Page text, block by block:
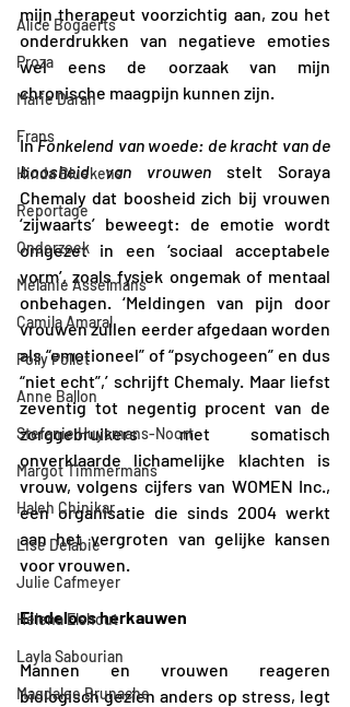
Alice Bogaerts
Proza
Marie Darah
Frans
Hinda Bluekens
Reportage
Onderzoek
Melanie Asselmans
Camila Amaral
Polly Pollet
Anne Ballon
Stefanie Huysmans-Noort
Margot Timmermans
Haleh Chinikar
Lise Delabie
Julie Cafmeyer
Helena Elshout
Layla Sabourian
Magdalee Brunache
mijn therapeut voorzichtig aan, zou het
onderdrukken van negatieve emoties
wel eens de oorzaak van mijn
chronische maagpijn kunnen zijn.
In Fonkelend van woede: de kracht van de
boosheid van vrouwen stelt Soraya
Chemaly dat boosheid zich bij vrouwen
‘zijwaarts’ beweegt: de emotie wordt
omgezet in een ‘sociaal acceptabele
vorm’, zoals fysiek ongemak of mentaal
onbehagen. ‘Meldingen van pijn door
vrouwen zullen eerder afgedaan worden
als “emotioneel” of “psychogeen” en dus
“niet echt”,’ schrijft Chemaly. Maar liefst
zeventig tot negentig procent van de
zorggebruikers met somatisch
onverklaarde lichamelijke klachten is
vrouw, volgens cijfers van WOMEN Inc.,
een organisatie die sinds 2004 werkt
aan het vergroten van gelijke kansen
voor vrouwen.
Eindeloos herkauwen
Mannen en vrouwen reageren
biologisch gezien anders op stress, legt